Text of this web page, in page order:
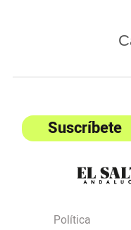
Suscríbete
Política